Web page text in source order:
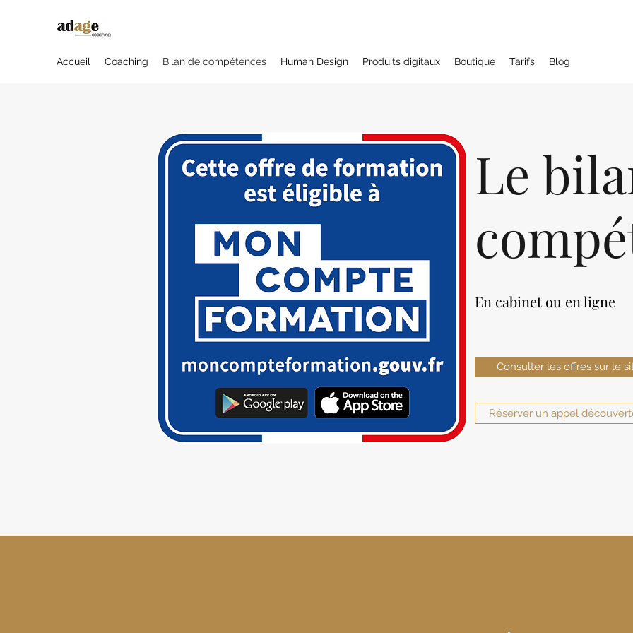
Accueil Coaching Bilan de compétences Human Design Produits digitaux Boutique Tarifs Blog
Le
En cabinet ou en ligne
Consulter les offres sur le
Réserver un appel